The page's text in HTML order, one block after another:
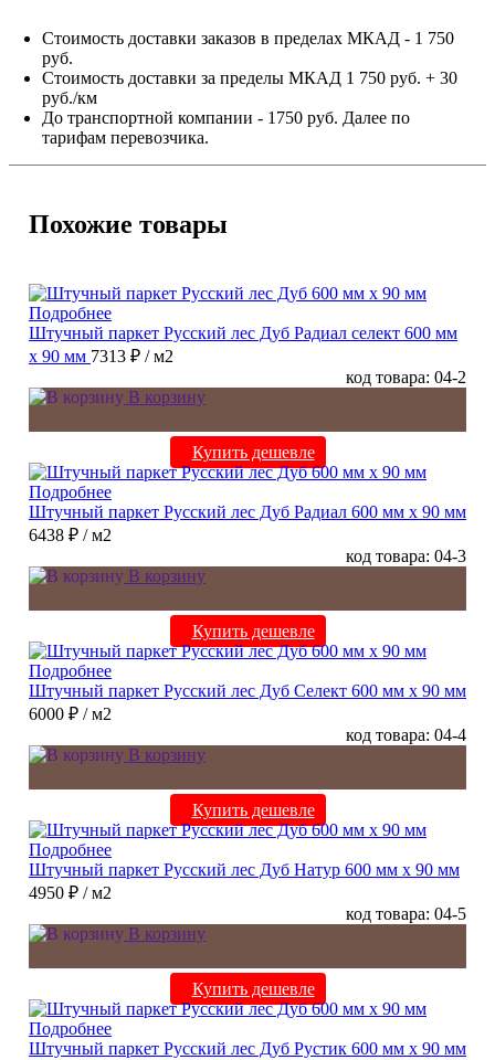
Стоимость доставки заказов в пределах МКАД - 1 750
руб.
Стоимость доставки за пределы МКАД 1 750 руб. + 30
руб./км
До транспортной компании - 1750 руб. Далее по
тарифам перевозчика.
Похожие товары
Подробнее
Штучный паркет Русский лес Дуб Радиал cелект 600 мм
х 90 мм 7313 ₽ / м2
код товара: 04-2
В корзину
Купить дешевле
Подробнее
Штучный паркет Русский лес Дуб Радиал 600 мм х 90 мм
6438 ₽ / м2
код товара: 04-3
В корзину
Купить дешевле
Подробнее
Штучный паркет Русский лес Дуб Селект 600 мм х 90 мм
6000 ₽ / м2
код товара: 04-4
В корзину
Купить дешевле
Подробнее
Штучный паркет Русский лес Дуб Натур 600 мм х 90 мм
4950 ₽ / м2
код товара: 04-5
В корзину
Купить дешевле
Подробнее
Штучный паркет Русский лес Дуб Рустик 600 мм х 90 мм